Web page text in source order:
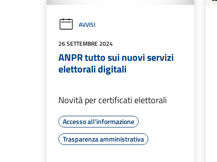
AVVISI
26 SETTEMBRE 2024
ANPR tutto sui nuovi servizi
elettorali digitali
Novità per certificati elettorali
Accesso all'informazione
Trasparenza amministrativa